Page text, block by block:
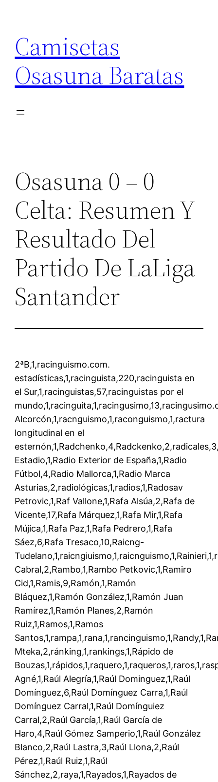
contenido
Camisetas
Osasuna Baratas
Osasuna 0 – 0
Celta: Resumen Y
Resultado Del
Partido De LaLiga
Santander
2ªB,1,racinguismo.com.
estadísticas,1,racinguista,220,racinguista en
el Sur,1,racinguistas,57,racinguistas por el
Alcorcón,1,racnguismo,1,raconguismo,1,ractura
longitudinal en el
Estadio,1,Radio Exterior de España,1,Radio
Fútbol,4,Radio Mallorca,1,Radio Marca
Asturias,2,radiológicas,1,radios,1,Radosav
Petrovic,1,Raf Vallone,1,Rafa Alsúa,2,Rafa de
Vicente,17,Rafa Márquez,1,Rafa Mir,1,Rafa
Mújica,1,Rafa Paz,1,Rafa Pedrero,1,Rafa
Sáez,6,Rafa Tresaco,10,Raicng-
Cabral,2,Rambo,1,Rambo Petkovic,1,Ramiro
Cid,1,Ramis,9,Ramón,1,Ramón
Bláquez,1,Ramón González,1,Ramón Juan
Ramírez,1,Ramón Planes,2,Ramón
Ruiz,1,Ramos,1,Ramos
Mteka,2,ránking,1,rankings,1,Rápido de
Agné,1,Raúl Alegría,1,Raúl Dominguez,1,Raúl
Domínguez,6,Raúl Domínguez Carra,1,Raúl
Domínguez Carral,1,Raúl Domínguiez
Carral,2,Raúl García,1,Raúl García de
Haro,4,Raúl Gómez Samperio,1,Raúl González
Blanco,2,Raúl Lastra,3,Raúl Llona,2,Raúl
Pérez,1,Raúl Ruiz,1,Raúl
Sánchez,2,raya,1,Rayados,1,Rayados de